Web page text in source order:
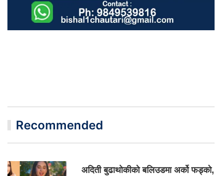
Recommended
अदिती बुढाथोकीको बलिउडमा अर्को फड्को,